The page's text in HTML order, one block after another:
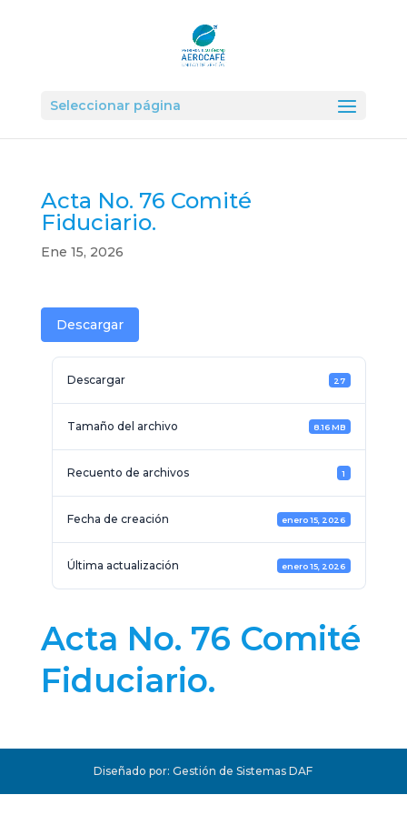
Seleccionar página
Acta No. 76 Comité
Fiduciario.
Ene 15, 2026
Descargar
Descargar 27
Tamaño del archivo 8.16 MB
Recuento de archivos 1
Fecha de creación enero 15, 2026
Última actualización enero 15, 2026
Acta No. 76 Comité
Fiduciario.
Diseñado por: Gestión de Sistemas DAF